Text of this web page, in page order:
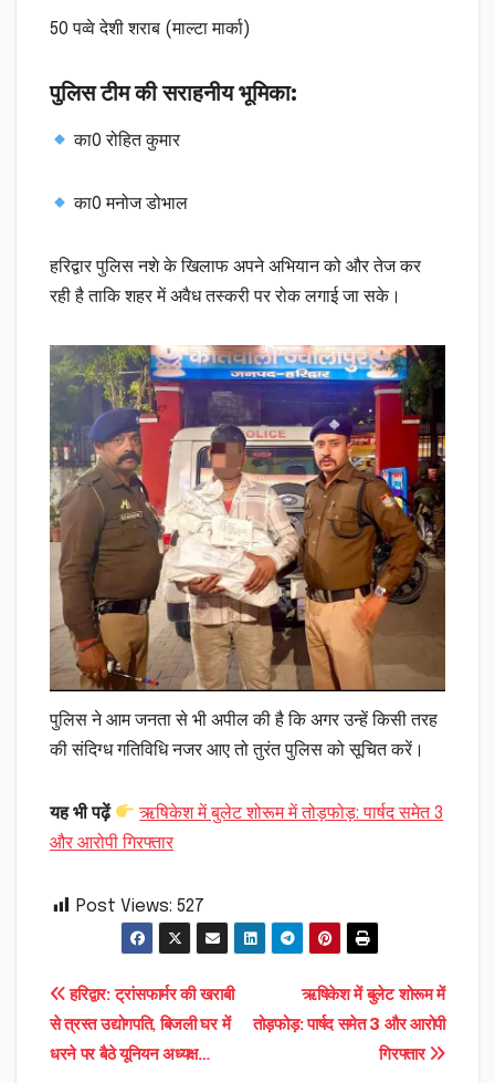
50 पव्वे देशी शराब (माल्टा मार्का)
पुलिस टीम की सराहनीय भूमिका:
का0 रोहित कुमार
का0 मनोज डोभाल
हरिद्वार पुलिस नशे के खिलाफ अपने अभियान को और तेज कर
रही है ताकि शहर में अवैध तस्करी पर रोक लगाई जा सके।
पुलिस ने आम जनता से भी अपील की है कि अगर उन्हें किसी तरह
की संदिग्ध गतिविधि नजर आए तो तुरंत पुलिस को सूचित करें।
यह भी पढ़ें
ऋषिकेश में बुलेट शोरूम में तोड़फोड़: पार्षद समेत 3
और आरोपी गिरफ्तार
Post Views: 527
Post
navigation
ऋषिकेश में बुलेट शोरूम में
तोड़फोड़: पार्षद समेत 3 और आरोपी
गिरफ्तार
हरिद्वार: ट्रांसफार्मर की खराबी
से त्रस्त उद्योगपति, बिजली घर में
धरने पर बैठे यूनियन अध्यक्ष…